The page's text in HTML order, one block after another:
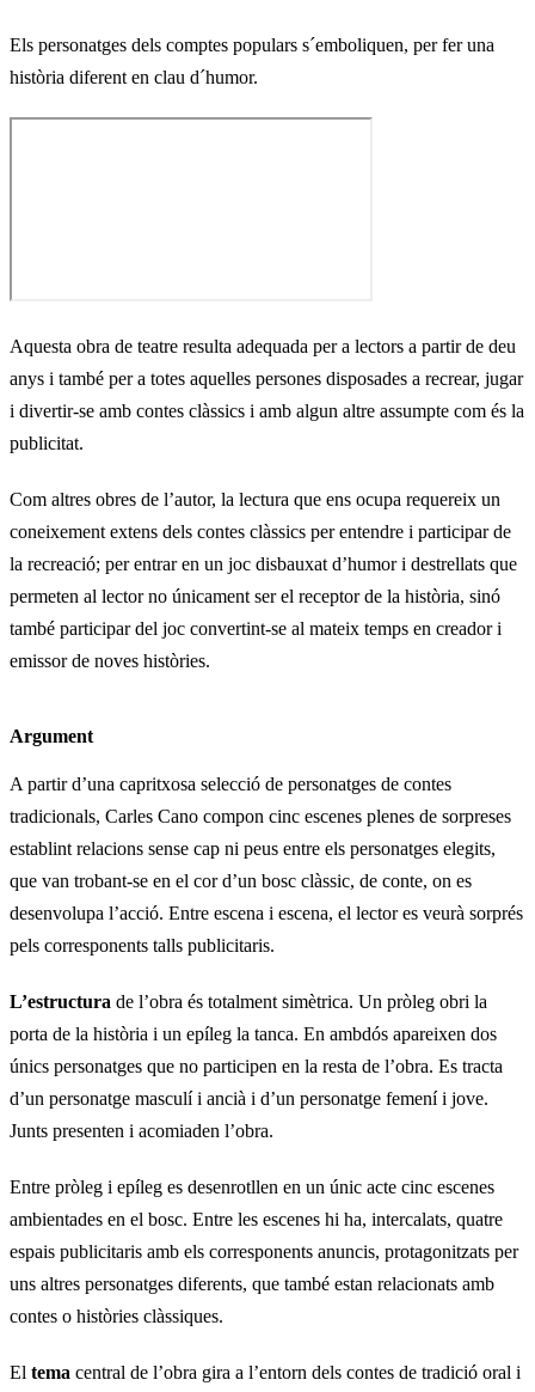
Els personatges dels comptes populars s´emboliquen, per fer una
història diferent en clau d´humor.
Aquesta obra de teatre resulta adequada per a lectors a partir de deu
anys i també per a totes aquelles persones disposades a recrear, jugar
i divertir-se amb contes clàssics i amb algun altre assumpte com és la
publicitat.
Com altres obres de l’autor, la lectura que ens ocupa requereix un
coneixement extens dels contes clàssics per entendre i participar de
la recreació; per entrar en un joc disbauxat d’humor i destrellats que
permeten al lector no únicament ser el receptor de la història, sinó
també participar del joc convertint-se al mateix temps en creador i
emissor de noves històries.
Argument
A partir d’una capritxosa selecció de personatges de contes
tradicionals, Carles Cano compon cinc escenes plenes de sorpreses
establint relacions sense cap ni peus entre els personatges elegits,
que van trobant-se en el cor d’un bosc clàssic, de conte, on es
desenvolupa l’acció. Entre escena i escena, el lector es veurà sorprés
pels corresponents talls publicitaris.
L’estructura de l’obra és totalment simètrica. Un pròleg obri la
porta de la història i un epíleg la tanca. En ambdós apareixen dos
únics personatges que no participen en la resta de l’obra. Es tracta
d’un personatge masculí i ancià i d’un personatge femení i jove.
Junts presenten i acomiaden l’obra.
Entre pròleg i epíleg es desenrotllen en un únic acte cinc escenes
ambientades en el bosc. Entre les escenes hi ha, intercalats, quatre
espais publicitaris amb els corresponents anuncis, protagonitzats per
uns altres personatges diferents, que també estan relacionats amb
contes o històries clàssiques.
El tema central de l’obra gira a l’entorn dels contes de tradició oral i